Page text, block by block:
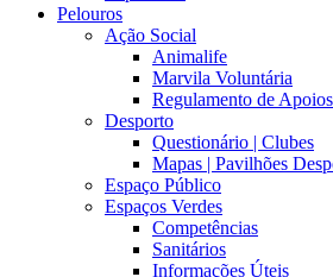
Pelouros
Ação Social
Animalife
Marvila Voluntária
Regulamento de
Desporto
Questionário | Clubes
Mapas | Pavilhões
Espaço Público
Espaços Verdes
Competências
Sanitários
Informações Úteis